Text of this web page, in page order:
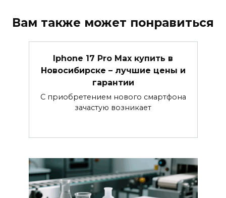
Вам также может понравиться
Iphone 17 Pro Max купить в
Новосибирске – лучшие цены и
гарантии
С приобретением нового смартфона
зачастую возникает